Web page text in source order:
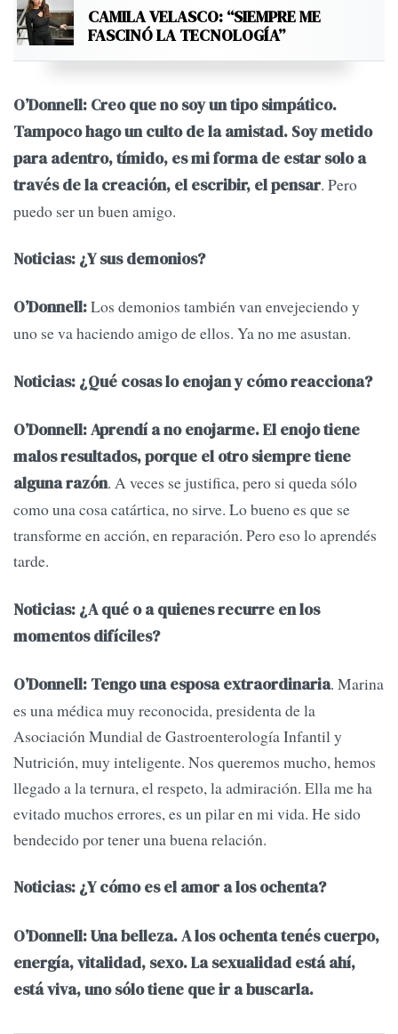
CAMILA VELASCO: “SIEMPRE ME
FASCINÓ LA TECNOLOGÍA”
O’Donnell: Creo que no soy un tipo simpático.
Tampoco hago un culto de la amistad. Soy metido
para adentro, tímido, es mi forma de estar solo a
través de la creación, el escribir, el pensar. Pero
puedo ser un buen amigo.
Noticias: ¿Y sus demonios?
O’Donnell:Los demonios también van envejeciendo y
uno se va haciendo amigo de ellos. Ya no me asustan.
Noticias: ¿Qué cosas lo enojan y cómo reacciona?
O’Donnell: Aprendí a no enojarme. El enojo tiene
malos resultados, porque el otro siempre tiene
alguna razón. A veces se justifica, pero si queda sólo
como una cosa catártica, no sirve. Lo bueno es que se
transforme en acción, en reparación. Pero eso lo aprendés
tarde.
Noticias: ¿A qué o a quienes recurre en los
momentos difíciles?
O’Donnell: Tengo una esposa extraordinaria. Marina
es una médica muy reconocida, presidenta de la
Asociación Mundial de Gastroenterología Infantil y
Nutrición, muy inteligente. Nos queremos mucho, hemos
llegado a la ternura, el respeto, la admiración. Ella me ha
evitado muchos errores, es un pilar en mi vida. He sido
bendecido por tener una buena relación.
Noticias: ¿Y cómo es el amor a los ochenta?
O’Donnell: Una belleza. A los ochenta tenés cuerpo,
energía, vitalidad, sexo. La sexualidad está ahí,
está viva, uno sólo tiene que ir a buscarla.